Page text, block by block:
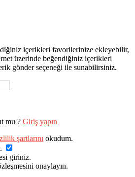
içerikleri favorilerinize ekleyebilir,
üzerinde beğendiğiniz içerikleri
gönder seçeneği ile sunabilirsiniz.
mu ? Giriş yapın
şartlarını okudum.
giriniz.
onaylayın.